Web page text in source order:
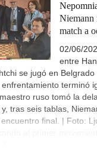
Niemann
match a
02/06/
entre
se jugó en
terminó
ruso tomó la
tras seis tablas,
final. | Foto: